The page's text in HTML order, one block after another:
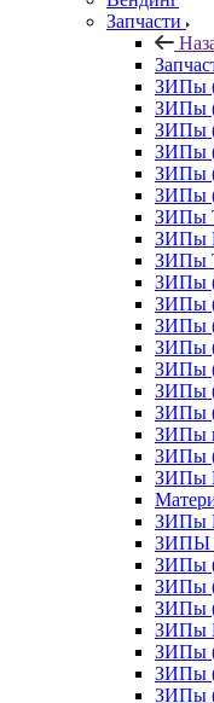
Запчасти
ЗИПы
ЗИПы
ЗИПы
ЗИПы
ЗИПы
ЗИПы
ЗИПы
ЗИПы
ЗИПы
ЗИПы
ЗИПы
ЗИПы
ЗИПы
ЗИПы
ЗИПы
ЗИПы
ЗИПы
ЗИПы
ЗИПы
ЗИПы
ЗИПЫ
ЗИПы
ЗИПы
ЗИПы
ЗИПы
ЗИПы
ЗИПы
ЗИПы